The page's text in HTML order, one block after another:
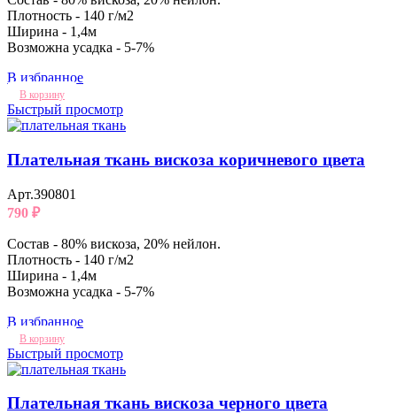
Плотность - 140 г/м2
Ширина - 1,4м
Возможна усадка - 5-7%
В избранное
В корзину
Быстрый просмотр
Плательная ткань вискоза коричневого цвета
Арт.390801
790 ₽
Состав - 80% вискоза, 20% нейлон.
Плотность - 140 г/м2
Ширина - 1,4м
Возможна усадка - 5-7%
В избранное
В корзину
Быстрый просмотр
Плательная ткань вискоза черного цвета